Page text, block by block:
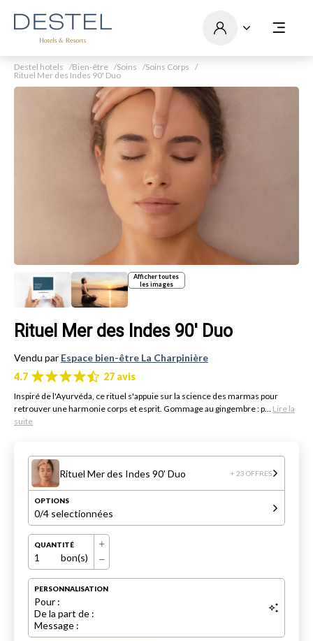
Destel hotels Bien-être Soins
Soins Corps
Rituel Mer des Indes 90' Duo
Afficher toutes
les images
Rituel Mer des Indes 90' Duo
Vendu par Espace bien-être La Charpinière
4.7
27 avis
Inspiré de l'Ayurvéda, ce rituel s'appuie sur la science des marmas pour
retrouver une harmonie corps et esprit. Gommage au gingembre : p... Lire la
suite
Rituel Mer des Indes 90' Duo + 23 OFFRES
OPTIONS
0/4 selectionnées
QUANTITÉ
1 bon(s)
PERSONNALISATION
Pour :
De la part de :
Message :